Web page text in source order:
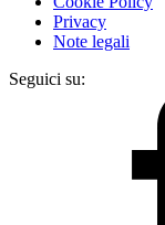
Privacy
Note legali
Seguici su: